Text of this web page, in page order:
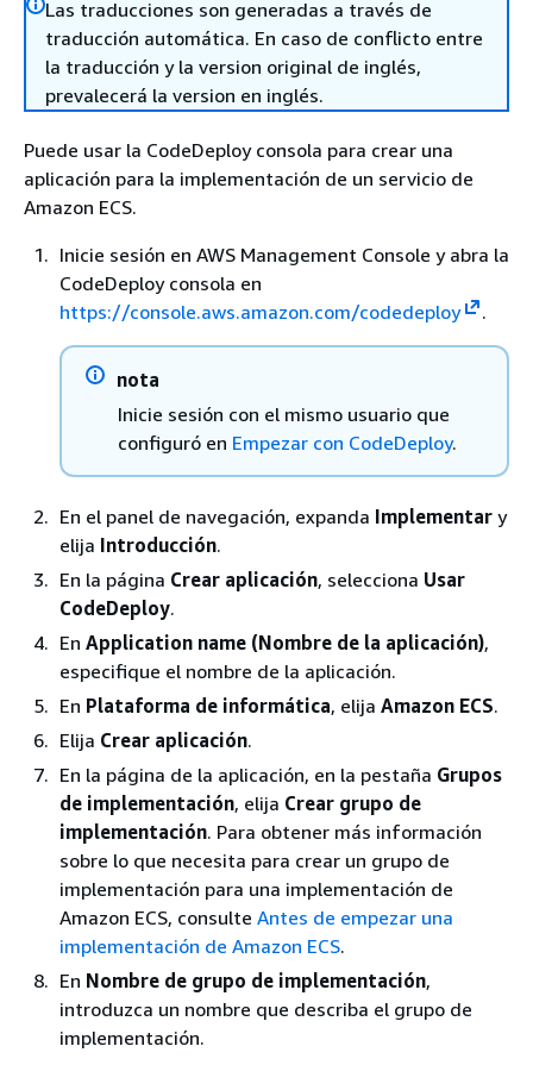
Las traducciones son generadas a través de
traducción automática. En caso de conflicto entre
la traducción y la version original de inglés,
prevalecerá la version en inglés.
Puede usar la CodeDeploy consola para crear una
aplicación para la implementación de un servicio de
Amazon ECS.
Inicie sesión en AWS Management Console y abra la
CodeDeploy consola en
https://console.aws.amazon.com/codedeploy
.
nota
Inicie sesión con el mismo usuario que
configuró en Empezar con CodeDeploy.
En el panel de navegación, expanda Implementar y
elija Introducción.
En la página Crear aplicación, selecciona Usar
CodeDeploy.
En Application name (Nombre de la aplicación),
especifique el nombre de la aplicación.
En Plataforma de informática, elija Amazon ECS.
Elija Crear aplicación.
En la página de la aplicación, en la pestaña Grupos
de implementación, elija Crear grupo de
implementación. Para obtener más información
sobre lo que necesita para crear un grupo de
implementación para una implementación de
Amazon ECS, consulte Antes de empezar una
implementación de Amazon ECS.
En Nombre de grupo de implementación,
introduzca un nombre que describa el grupo de
implementación.